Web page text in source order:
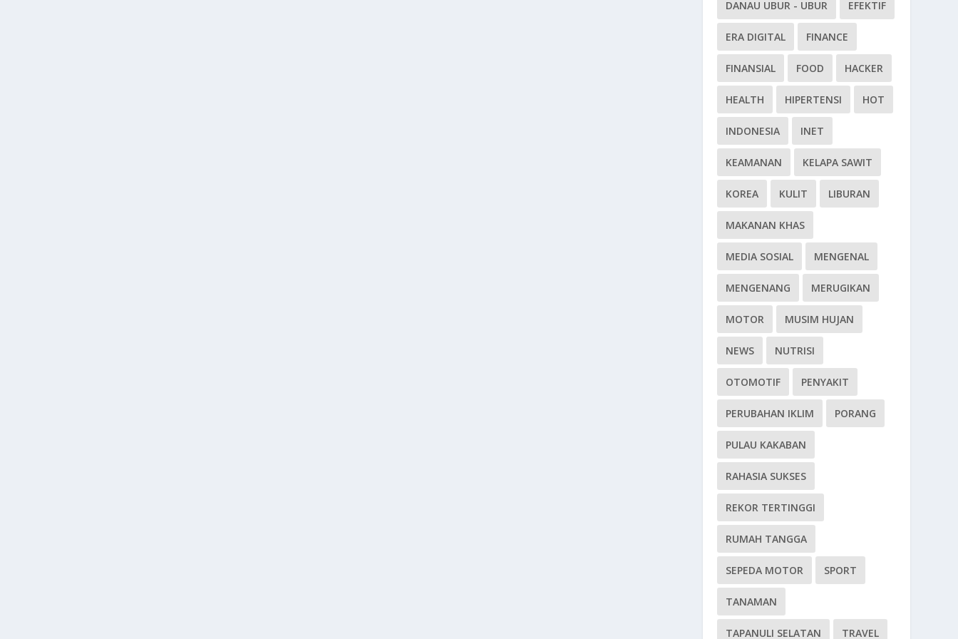
DANAU UBUR - UBUR EFEKTIF
ERA DIGITAL FINANCE
FINANSIAL FOOD HACKER
HEALTH HIPERTENSI HOT
INDONESIA INET
KEAMANAN KELAPA SAWIT
KOREA KULIT LIBURAN
MAKANAN KHAS
MEDIA SOSIAL MENGENAL
MENGENANG MERUGIKAN
MOTOR MUSIM HUJAN
NEWS NUTRISI
OTOMOTIF PENYAKIT
PERUBAHAN IKLIM PORANG
PULAU KAKABAN
RAHASIA SUKSES
REKOR TERTINGGI
RUMAH TANGGA
SEPEDA MOTOR SPORT
TANAMAN
TAPANULI SELATAN TRAVEL